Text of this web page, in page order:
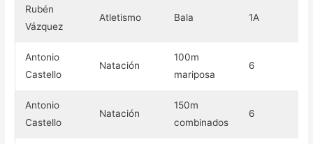
Rubén
Vázquez
Atletismo Bala 1A
Antonio
Castello
Natación
100m
mariposa
6
Antonio
Castello
Natación
150m
combinados
6